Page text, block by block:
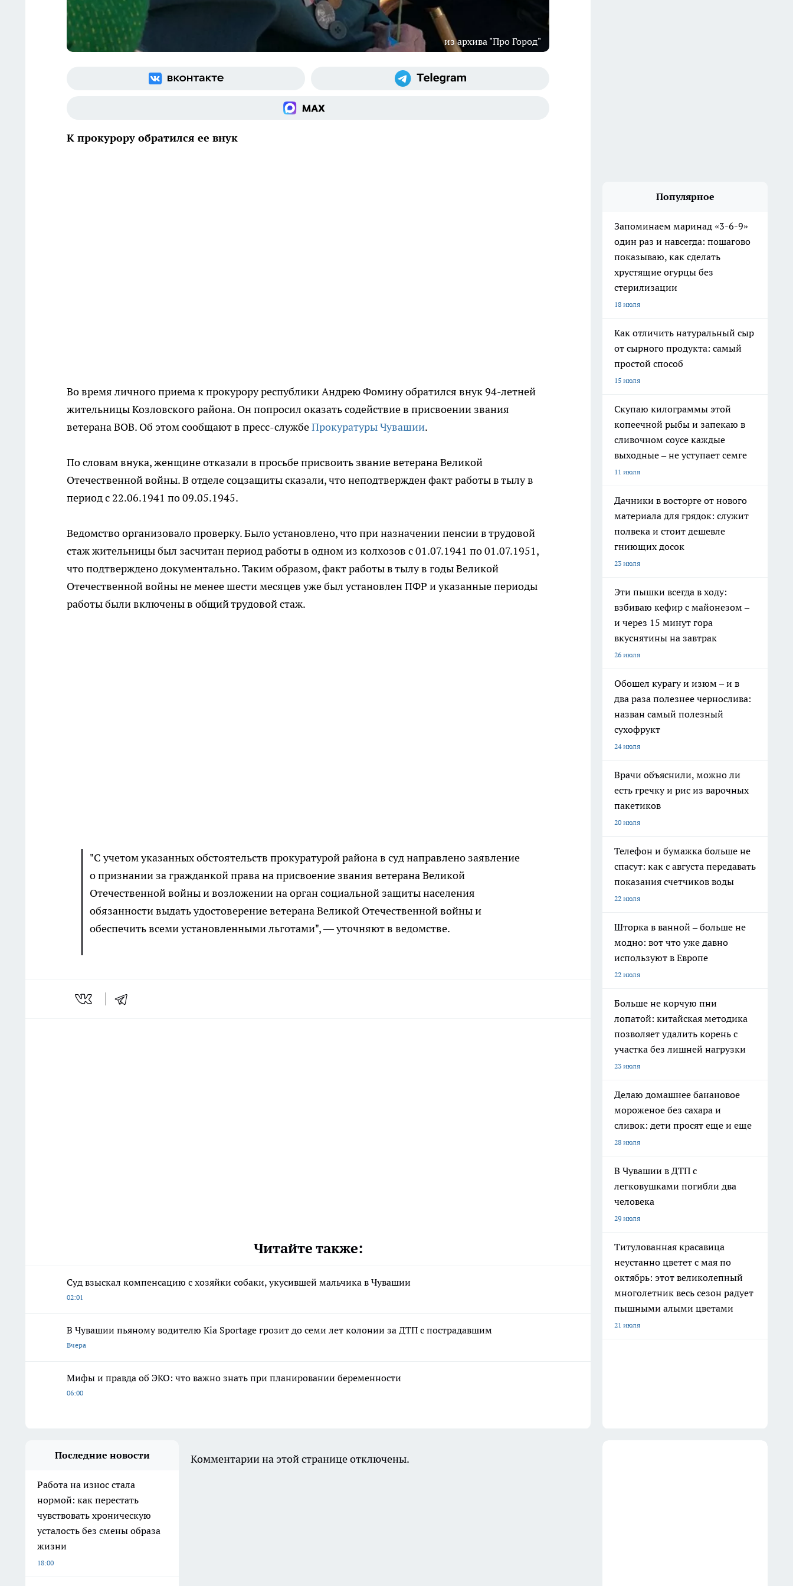
из архива "Про Город"
К прокурору обратился ее внук
Во время личного приема к прокурору республики Андрею Фомину обратился внук 94-летней
жительницы Козловского района. Он попросил оказать содействие в присвоении звания
ветерана ВОВ. Об этом сообщают в пресс-службеПрокуратуры Чувашии.
По словам внука, женщине отказали в просьбе присвоить звание ветерана Великой
Отечественной войны. В отделе соцзащиты сказали, что неподтвержден факт работы в тылу в
период с 22.06.1941 по 09.05.1945.
Ведомство организовало проверку. Было установлено, что при назначении пенсии в трудовой
стаж жительницы был засчитан период работы в одном из колхозов с 01.07.1941 по 01.07.1951,
что подтверждено документально. Таким образом, факт работы в тылу в годы Великой
Отечественной войны не менее шести месяцев уже был установлен ПФР и указанные периоды
работы были включены в общий трудовой стаж.
"С учетом указанных обстоятельств прокуратурой района в суд направлено заявление
о признании за гражданкой права на присвоение звания ветерана Великой
Отечественной войны и возложении на орган социальной защиты населения
обязанности выдать удостоверение ветерана Великой Отечественной войны и
обеспечить всеми установленными льготами", — уточняют в ведомстве.
Читайте также:
Суд взыскал компенсацию с хозяйки собаки, укусившей мальчика в Чувашии
02:01
В Чувашии пьяному водителю Kia Sportage грозит до семи лет колонии за ДТП с пострадавшим
Вчера
Мифы и правда об ЭКО: что важно знать при планировании беременности
06:00
Популярное
Запоминаем маринад «3-6-9»
один раз и навсегда: пошагово
показываю, как сделать
хрустящие огурцы без
стерилизации
18 июля
Как отличить натуральный сыр
от сырного продукта: самый
простой способ
15 июля
Скупаю килограммы этой
копеечной рыбы и запекаю в
сливочном соусе каждые
выходные – не уступает семге
11 июля
Дачники в восторге от нового
материала для грядок: служит
полвека и стоит дешевле
гниющих досок
23 июля
Эти пышки всегда в ходу:
взбиваю кефир с майонезом –
и через 15 минут гора
вкуснятины на завтрак
26 июля
Обошел курагу и изюм – и в
два раза полезнее чернослива:
назван самый полезный
сухофрукт
24 июля
Врачи объяснили, можно ли
есть гречку и рис из варочных
пакетиков
20 июля
Телефон и бумажка больше не
спасут: как с августа передавать
показания счетчиков воды
22 июля
Шторка в ванной – больше не
модно: вот что уже давно
используют в Европе
22 июля
Больше не корчую пни
лопатой: китайская методика
позволяет удалить корень с
участка без лишней нагрузки
23 июля
Делаю домашнее банановое
мороженое без сахара и
сливок: дети просят еще и еще
28 июля
В Чувашии в ДТП с
легковушками погибли два
человека
29 июля
Титулованная красавица
неустанно цветет с мая по
октябрь: этот великолепный
многолетник весь сезон радует
пышными алыми цветами
21 июля
Последние новости
Работа на износ стала
нормой: как перестать
чувствовать хроническую
усталость без смены образа
жизни
18:00
Комментарии на этой странице отключены.